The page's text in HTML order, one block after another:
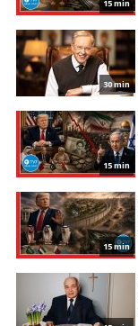
15 min
30 min
15 min
15 min